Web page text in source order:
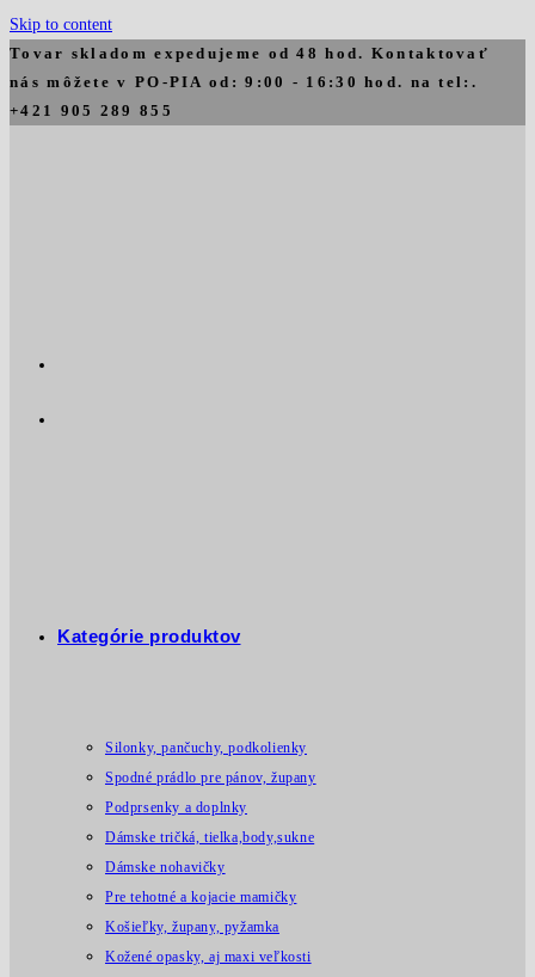
Skip to content
Tovar skladom expedujeme od 48 hod. Kontaktovať
nás môžete v PO-PIA od: 9:00 - 16:30 hod. na tel:.
+421 905 289 855
Kategórie produktov
Silonky, pančuchy, podkolienky
Spodné prádlo pre pánov, župany
Podprsenky a doplnky
Dámske tričká, tielka,body,sukne
Dámske nohavičky
Pre tehotné a kojacie mamičky
Košieľky, župany, pyžamka
Kožené opasky, aj maxi veľkosti